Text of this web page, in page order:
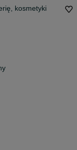
kosmetyki